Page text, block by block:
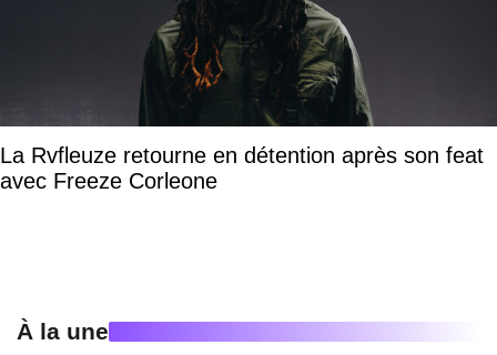
La Rvfleuze retourne en détention après son feat
avec Freeze Corleone
À la une